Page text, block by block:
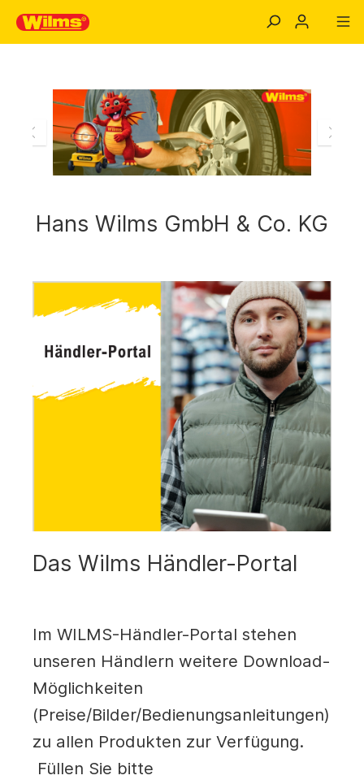
Hans Wilms GmbH & Co. KG
Das Wilms Händler-Portal
Im WILMS-Händler-Portal stehen
unseren Händlern weitere Download-
Möglichkeiten
(Preise/Bilder/Bedienungsanleitungen)
zu allen Produkten zur Verfügung.
Füllen Sie bitte